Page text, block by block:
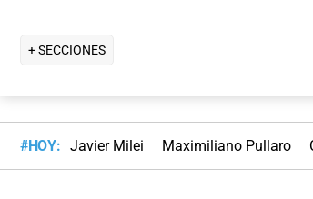
+ SECCIONES
#HOY: Javier Milei Maximiliano Pullaro